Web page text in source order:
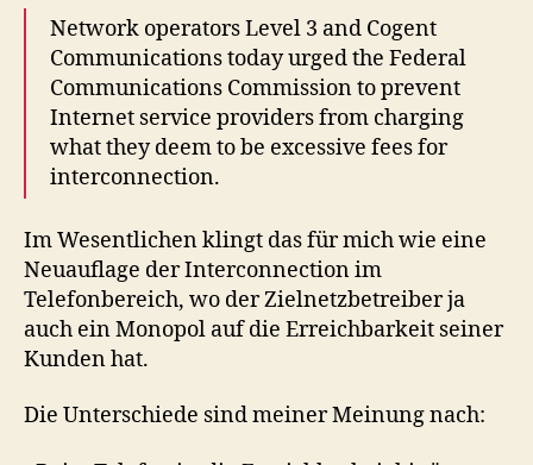
Network operators Level 3 and Cogent
Communications today urged the Federal
Communications Commission to prevent
Internet service providers from charging
what they deem to be excessive fees for
interconnection.
Im Wesentlichen klingt das für mich wie eine
Neuauflage der Interconnection im
Telefonbereich, wo der Zielnetzbetreiber ja
auch ein Monopol auf die Erreichbarkeit seiner
Kunden hat.
Die Unterschiede sind meiner Meinung nach: